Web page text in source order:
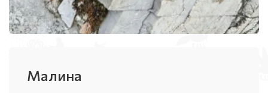
Малина